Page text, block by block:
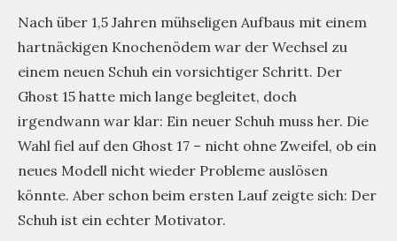
Nach über 1,5 Jahren mühseligen Aufbaus mit einem
hartnäckigen Knochenödem war der Wechsel zu
einem neuen Schuh ein vorsichtiger Schritt. Der
Ghost 15 hatte mich lange begleitet, doch
irgendwann war klar: Ein neuer Schuh muss her. Die
Wahl fiel auf den Ghost 17 – nicht ohne Zweifel, ob ein
neues Modell nicht wieder Probleme auslösen
könnte. Aber schon beim ersten Lauf zeigte sich: Der
Schuh ist ein echter Motivator.